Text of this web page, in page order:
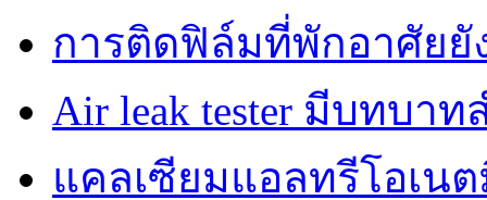
การติดฟิล์มที่พักอาศัยยั
Air leak tester มีบทบ
แคลเซียมแอลทรีโอเ